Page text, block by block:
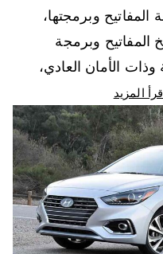
وبرمجتها،
وبرمجة
وذات الأمان العادي،
اقرأ المزيد